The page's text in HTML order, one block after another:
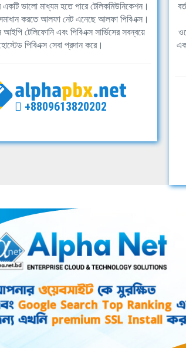
ভালো মাধ্যম হতে পারে টেলিকমিউনিকেশন।
করতে আলফা নেট এনেছে আলফা পিবিএক্স।
টেলিফোনি এবং পিবিএক্স সার্ভিসের সবন্বয়ে
পিবিএক্স সেবা প্রদান করে।
+8809613820202